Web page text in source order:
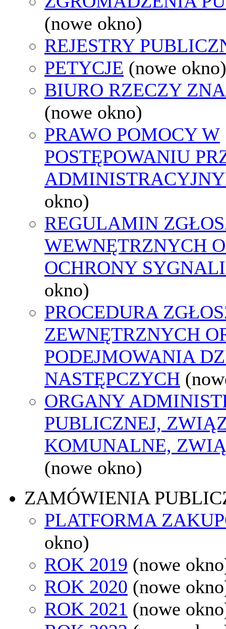
(nowe okno)
REJESTRY
PETYCJE (nowe okno)
BIURO RZECZY
(nowe okno)
PRAWO POMOCY W
POSTĘPOWANIU
okno)
REGULAMIN
WEWNĘTRZNYCH
OCHRONY
okno)
PROCEDURA
ZEWNĘTRZNYCH
PODEJMOWANIA
NASTĘPCZYCH
ORGANY
PUBLICZNEJ,
KOMUNALNE,
(nowe okno)
ZAMÓWIENIA
PLATFORMA
okno)
ROK 2019 (nowe
ROK 2020 (nowe
ROK 2021 (nowe